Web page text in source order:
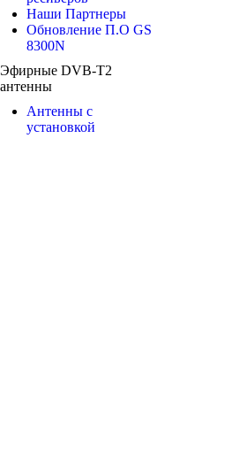
Наши Партнеры
Обновление П.О GS
8300N
Эфирные DVB-T2
антенны
Антенны с
установкой